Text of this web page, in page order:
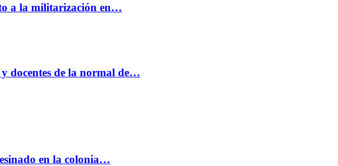
a la militarización en…
docentes de la normal de…
en la colonia…